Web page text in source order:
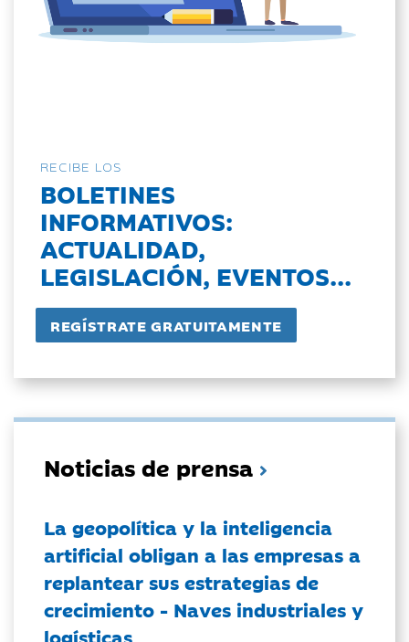
RECIBE LOS
BOLETINES
INFORMATIVOS:
ACTUALIDAD,
LEGISLACIÓN, EVENTOS...
Noticias de prensa
La geopolítica y la inteligencia
artificial obligan a las empresas a
replantear sus estrategias de
crecimiento - Naves industriales y
logísticas